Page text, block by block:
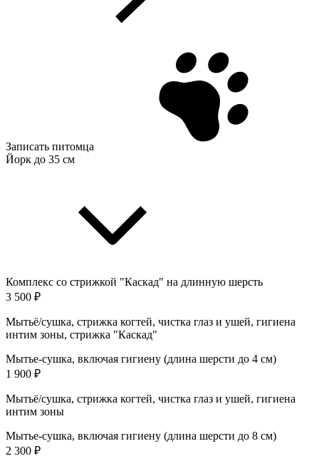
Записать питомца
Йорк до 35 см
Комплекс со стрижкой "Каскад" на длинную шерсть
3 500 ₽
Мытьё/сушка, стрижка когтей, чистка глаз и ушей, гигиена
интим зоны, стрижка "Каскад"
Мытье-сушка, включая гигиену (длина шерсти до 4 см)
1 900 ₽
Мытьё/сушка, стрижка когтей, чистка глаз и ушей, гигиена
интим зоны
Мытье-сушка, включая гигиену (длина шерсти до 8 см)
2 300 ₽